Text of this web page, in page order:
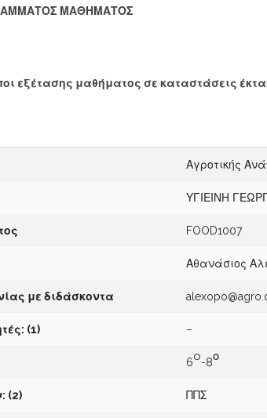
ΜΑΘΗΜΑΤΟΣ
εξέτασης μαθήματος σε καταστάσεις
Αγροτικής
ΥΓΙΕΙΝΗ
FOOD1007
Αθανάσιος
με διδάσκοντα
(1) –
6o-8ο
(2) ΠΠΣ